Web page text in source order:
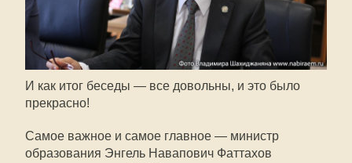
И как итог беседы — все довольны, и это было
прекрасно!
Самое важное и самое главное — министр
образования Энгель Навапович Фаттахов